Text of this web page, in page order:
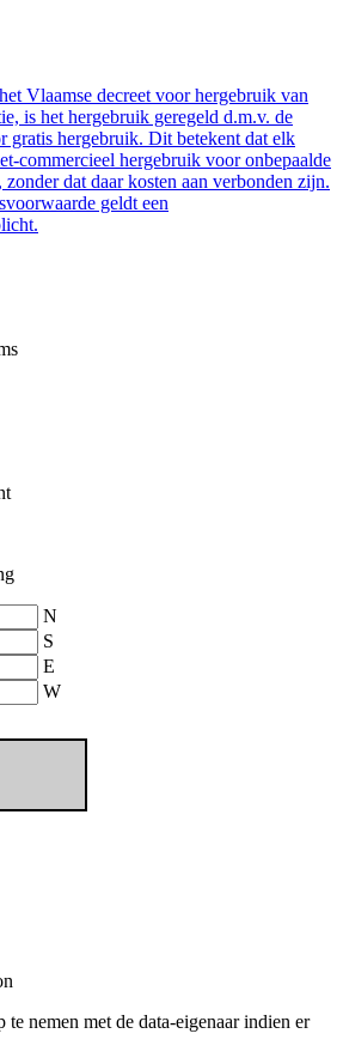
Vlaamse decreet voor hergebruik van
is het hergebruik geregeld d.m.v. de
gratis hergebruik. Dit betekent dat elk
commercieel hergebruik voor onbepaalde
zonder dat daar kosten aan verbonden zijn.
geldt een
N
S
E
W
te nemen met de data-eigenaar indien er